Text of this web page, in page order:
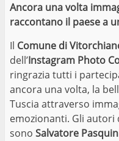
Ancora una volta
raccontano il paese a
Il Comune di
dell’Instagram Photo
ringrazia tutti i
ancora una volta, la
Tuscia attraverso
emozionanti. Gli
sono Salvatore